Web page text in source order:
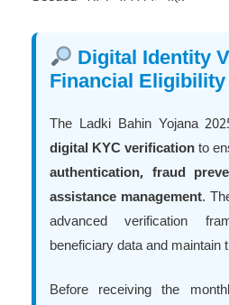
Digital Identity
Financial Eligibility
The Ladki Bahin Yojana
digital KYC verification to
authentication, fraud
assistance management.
advanced verification
beneficiary data and maintain
Before receiving the